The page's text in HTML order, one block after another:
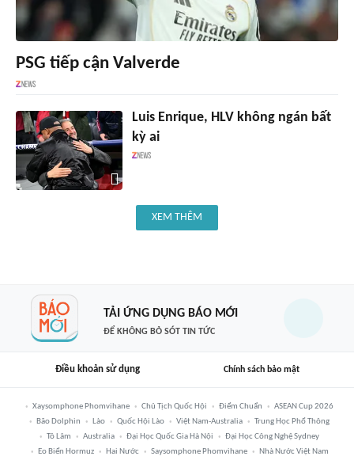
PSG tiếp cận Valverde
Luis Enrique, HLV không ngán bất
kỳ ai
XEM THÊM
TẢI ỨNG DỤNG BÁO MỚI
ĐỂ KHÔNG BỎ SÓT TIN TỨC
Điều khoản sử dụng Chính sách bảo mật
Xaysomphone Phomvihane Chủ Tịch Quốc Hội Điểm Chuẩn
ASEAN Cup 2026
Bão Dolphin
Lào Quốc Hội Lào Việt Nam-Australia
Trung Học Phổ Thông
Tô Lâm
Australia Đại Học Quốc Gia Hà Nội
Đại Học Công Nghệ Sydney
Eo Biển Hormuz
Hai Nước Saysomphone Phomvihane Nhà Nước Việt Nam